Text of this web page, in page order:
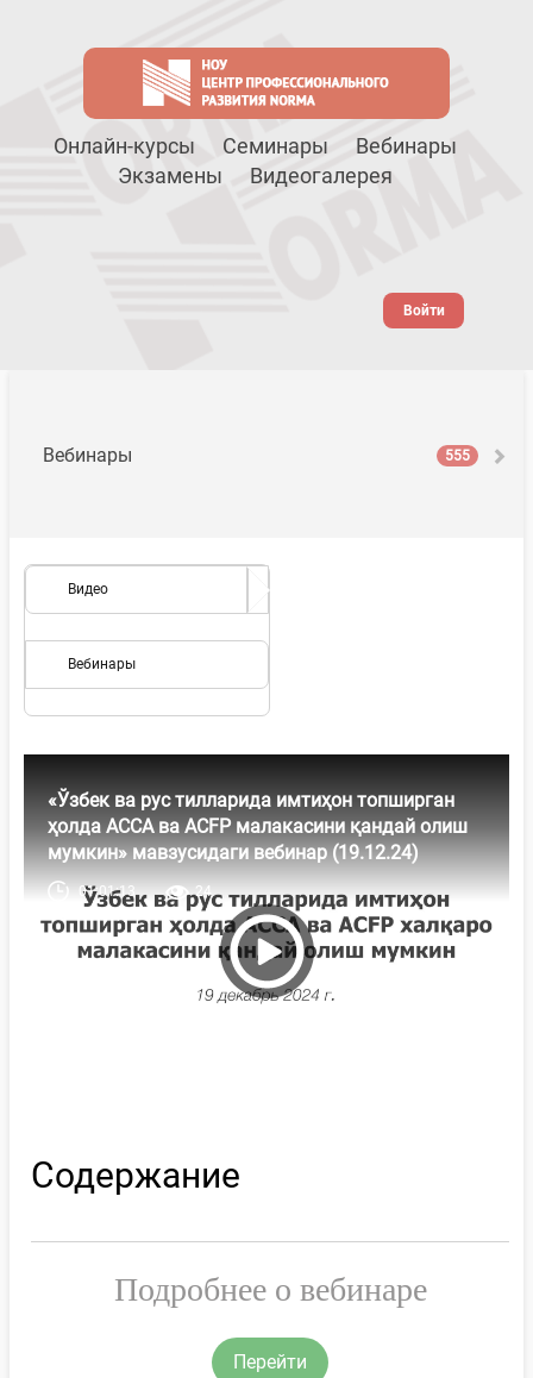
Онлайн-курсы Семинары
Вебинары
Экзамены
Видеогалерея
Войти
Вебинары 555
Видео
Вебинары
«Ўзбек ва рус тилларида имтиҳон топширган
ҳолда ACCA ва ACFP малакасини қандай олиш
мумкин» мавзусидаги вебинар (19.12.24)
01:01:13 24
Содержание
Подробнее о вебинаре
Перейти